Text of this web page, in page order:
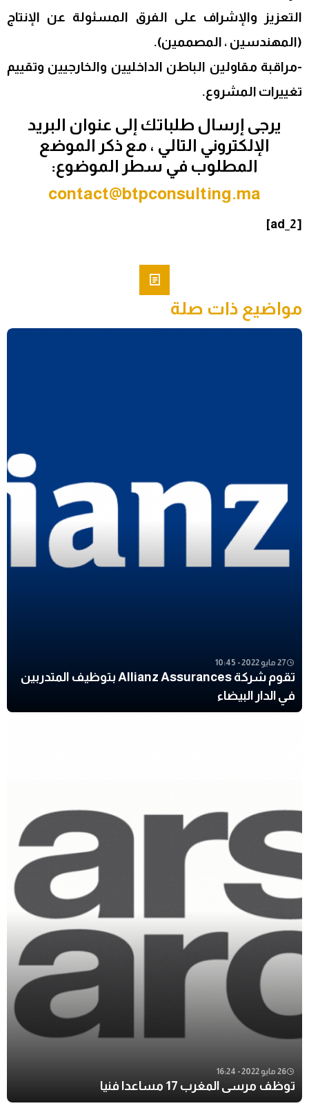
التعزيز والإشراف على الفرق المسئولة عن الإنتاج
(المهندسين ، المصممين).
-مراقبة مقاولين الباطن الداخليين والخارجيين وتقييم
تغييرات المشروع.
يرجى إرسال طلباتك إلى عنوان البريد
الإلكتروني التالي ، مع ذكر الموضع
المطلوب في سطر الموضوع:
contact@btpconsulting.ma
[ad_2]
مواضيع ذات صلة
27 مايو 2022 - 10:45
تقوم شركة Allianz Assurances بتوظيف المتدربين
في الدار البيضاء
26 مايو 2022 - 16:24
توظف مرسى المغرب 17 مساعدا فنيا